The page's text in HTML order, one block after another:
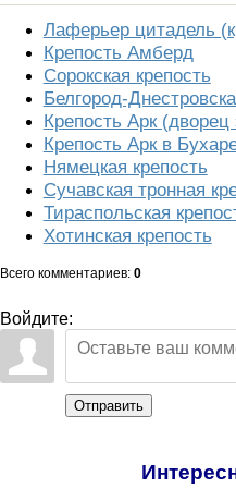
Лаферьер цитадель
Крепость Амберд
Сорокская крепость
Белгород-
Крепость Арк
Крепость Арк в
Нямецкая крепость
Сучавская тронная
Тираспольская
Хотинская крепость
Всего комментариев: 0
Войдите:
Отправить